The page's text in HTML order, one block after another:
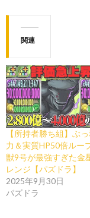
関連
【所持者勝ち組】ぶ
力＆実質HP50倍ルー
獣9号が最強すぎた金
レンジ【パズドラ】
2025年9月30日
パズドラ